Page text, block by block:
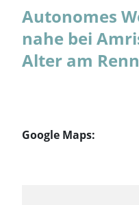
Autonomes
nahe bei
Alter am
Google Maps: